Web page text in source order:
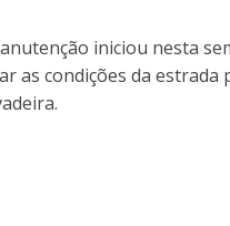
iniciou nesta
as condições da estrada